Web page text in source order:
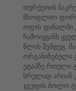
თურქეთის
მსოფლიო
ოფის ფინალში
ჩამოიყვანს
წლის შემდეგ.
ორგანიზებული
ეტაპზე რთული
სრულად არიან
ჯგუფის ბოლო